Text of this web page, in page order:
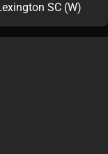
SC (W)